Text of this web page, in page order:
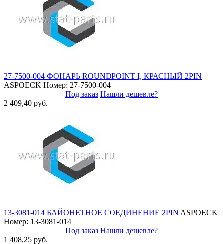
27-7500-004 ФОНАРЬ ROUNDPOINT I, КРАСНЫЙ 2PIN
ASPOECK Номер: 27-7500-004
Под заказ Нашли дешевле?
2 409,40 руб.
13-3081-014 БАЙОНЕТНОЕ СОЕДИНЕНИЕ 2PIN ASPOECK
Номер: 13-3081-014
Под заказ Нашли дешевле?
1 408,25 руб.